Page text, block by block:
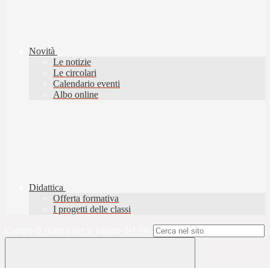
Novità
Le notizie
Le circolari
Calendario eventi
Albo online
Didattica
Offerta formativa
I progetti delle classi